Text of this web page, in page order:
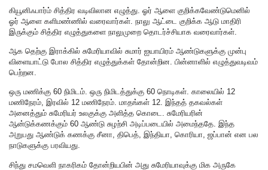
கியூனிஃபார்ம் சித்திர வடிவிலான எழுத்து. ஓர் ஆளை குறிக்கவேண்டுமெனில்
ஓர் ஆளை களிமண்ணில் வரைவார்கள். நாலு ஆட்டை குறிக்க ஆடு மாதிரி
இருக்கும் சித்திர எழுத்துகளை நாலுமுறை தொடர்ச்சியாக வரைவார்கள்.
ஆக தெற்கு இராக்கில் சுமேரியாவில் சுமார் ஐயாயிரம் ஆண்டுகளுக்கு முன்பு
விளையாட்டு போல சித்திர எழுத்துக்கள் தோன்றின. பின்னாளில் எழுத்துவடிவம்
பெற்றன.
ஒரு மணிக்கு 60 நிமிடம். ஒரு நிமிடத்துக்கு 60 நொடிகள். காலையில் 12
மணிநேரம், இரவில் 12 மணிநேரம். மாதங்கள் 12. இந்தத் தகவல்கள்
அனைத்தும் சுமேரியர் உலகுக்கு அளித்த கொடை. சுமேரியரின்
ஆன்டுக்கணக்கும் 60 ஆண்டு சுழற்சி அடிப்படையில் அமைந்ததே. இந்த
அறுபது ஆண்டுக் கணக்கு சீனா, திபெத், இந்தியா, கொரியா, ஜப்பான் என பல
நாடுகளுக்கு பரவியது.
சிந்து சமவெளி நாகரிகம் தோன்றியபின் அது சுமேரியாவுக்கு மிக அருகே